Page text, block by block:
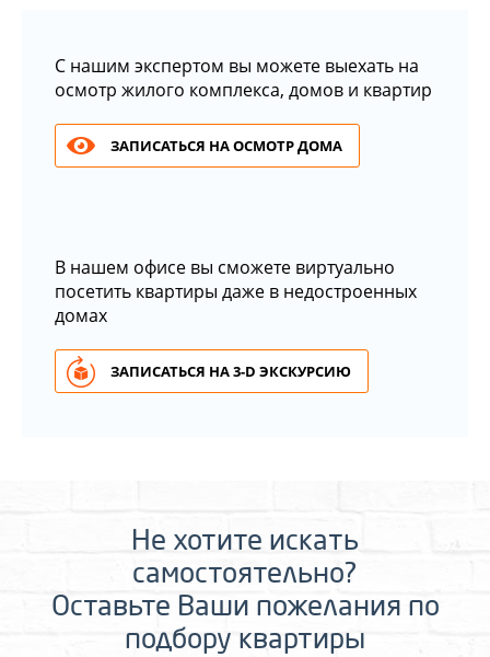
С нашим экспертом вы можете выехать на
осмотр жилого комплекса, домов и квартир
ЗАПИСАТЬСЯ НА ОСМОТР ДОМА
В нашем офисе вы сможете виртуально
посетить квартиры даже в недостроенных
домах
ЗАПИСАТЬСЯ НА 3-D ЭКСКУРСИЮ
Не хотите искать
самостоятельно?
Оставьте Ваши пожелания по
подбору квартиры